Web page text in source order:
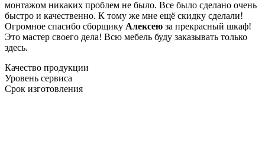
монтажом никаких проблем не было. Все было сделано очень
быстро и качественно. К тому же мне ещё скидку сделали!
Огромное спасибо сборщику Алексею за прекрасный шкаф!
Это мастер своего дела! Всю мебель буду заказывать только
здесь.
Качество продукции
Уровень сервиса
Срок изготовления